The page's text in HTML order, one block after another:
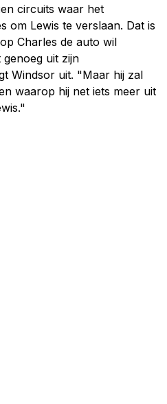
circuits waar het
om Lewis te verslaan. Dat is
Charles de auto wil
uit zijn
Windsor uit. "Maar hij zal
waarop hij net iets meer uit